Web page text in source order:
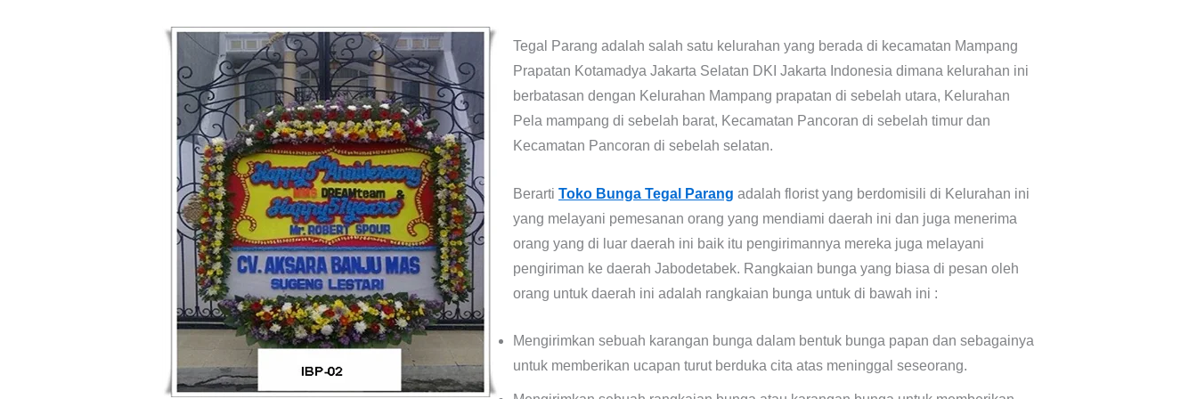
Tegal Parang adalah salah satu kelurahan yang berada di kecamatan Mampang
Prapatan Kotamadya Jakarta Selatan DKI Jakarta Indonesia dimana kelurahan ini
berbatasan dengan Kelurahan Mampang prapatan di sebelah utara, Kelurahan
Pela mampang di sebelah barat, Kecamatan Pancoran di sebelah timur dan
Kecamatan Pancoran di sebelah selatan.
Berarti Toko Bunga Tegal Parang adalah florist yang berdomisili di Kelurahan ini
yang melayani pemesanan orang yang mendiami daerah ini dan juga menerima
orang yang di luar daerah ini baik itu pengirimannya mereka juga melayani
pengiriman ke daerah Jabodetabek. Rangkaian bunga yang biasa di pesan oleh
orang untuk daerah ini adalah rangkaian bunga untuk di bawah ini :
Mengirimkan sebuah karangan bunga dalam bentuk bunga papan dan sebagainya
untuk memberikan ucapan turut berduka cita atas meninggal seseorang.